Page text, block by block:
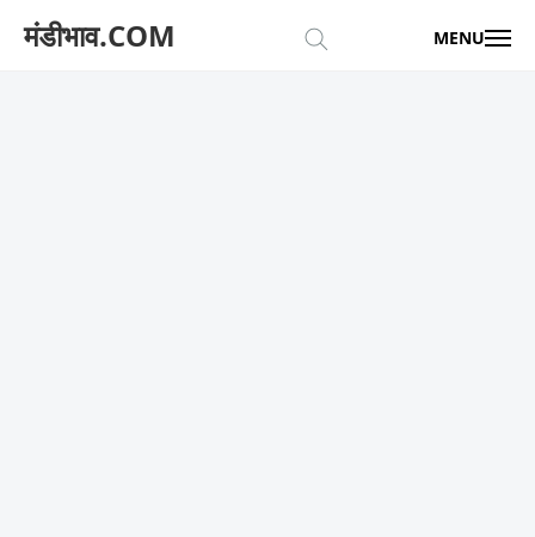
मंडीभाव.COM MENU